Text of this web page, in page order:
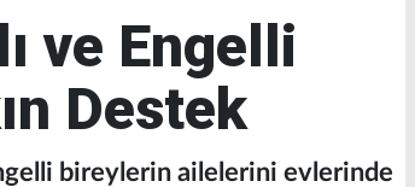
ve Engelli
Destek
bireylerin ailelerini evlerinde